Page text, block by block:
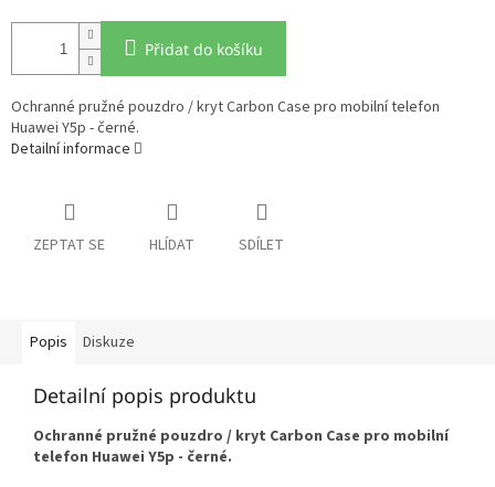
Přidat do košíku
Ochranné pružné pouzdro / kryt Carbon Case pro mobilní telefon
Huawei Y5p - černé.
Detailní informace
ZEPTAT SE HLÍDAT SDÍLET
Popis Diskuze
Detailní popis produktu
Ochranné pružné pouzdro / kryt Carbon Case pro mobilní
telefon Huawei Y5p - černé.